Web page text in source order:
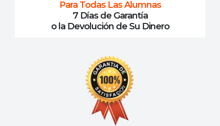
Para Todas Las Alumnas
7 Días de Garantía
o la Devolución de Su Dinero